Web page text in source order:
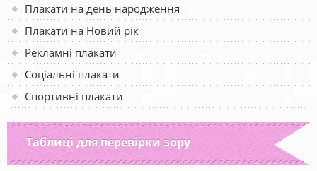
Плакати на день народження
Плакати на Новий рік
Рекламні плакати
Соціальні плакати
Спортивні плакати
Таблиці для перевірки зору